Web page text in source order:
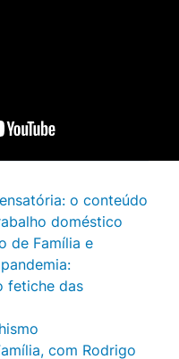
o conteúdo
doméstico
de Família e
fetiche das
com Rodrigo